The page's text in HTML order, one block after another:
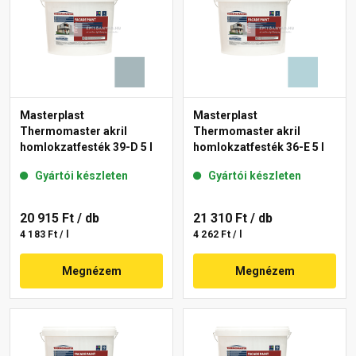
Masterplast
Thermomaster akril
homlokzatfesték 39-D 5 l
Gyártói készleten
20 915 Ft / db
4 183 Ft / l
Megnézem
Masterplast
Thermomaster akril
homlokzatfesték 36-E 5 l
Gyártói készleten
21 310 Ft / db
4 262 Ft / l
Megnézem